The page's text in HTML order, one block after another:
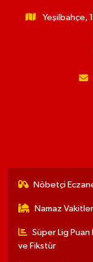
Yeşilbahçe,
Nöbetçi
Namaz
Süper Lig Puan
ve Fikstür